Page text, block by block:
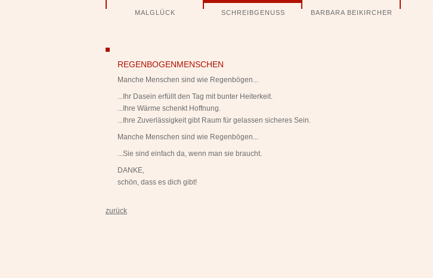
überspringenMALGLÜCK SCHREIBGENUSS BARBARA BEIKIRCHER
REGENBOGENMENSCHEN
Manche Menschen sind wie Regenbögen...
...Ihr Dasein erfüllt den Tag mit bunter Heiterkeit.
...Ihre Wärme schenkt Hoffnung.
...Ihre Zuverlässigkeit gibt Raum für gelassen sicheres Sein.
Manche Menschen sind wie Regenbögen...
...Sie sind einfach da, wenn man sie braucht.
DANKE,
schön, dass es dich gibt!
zurück